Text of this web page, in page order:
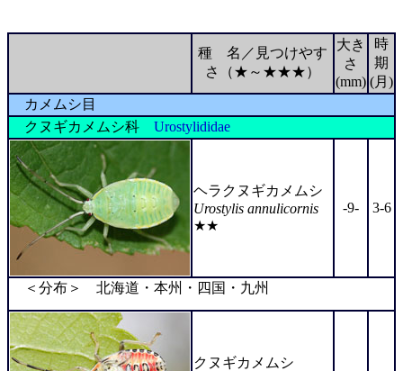
種 名／見つけやす
さ（★～★★★）
大き
さ
(mm)
時
期
(月)
カメムシ目
クヌギカメムシ科 Urostylididae
ヘラクヌギカメムシ
Urostylis annulicornis
★★
-9- 3-6
＜分布＞ 北海道・本州・四国・九州
クヌギカメムシ